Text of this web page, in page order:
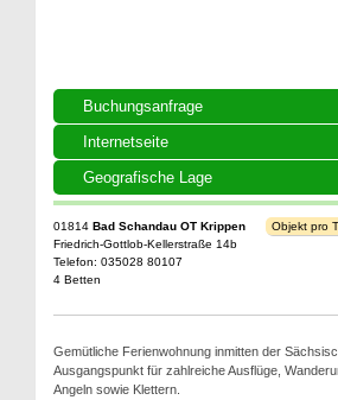
Buchungsanfrage
Internetseite
Geografische Lage
01814 Bad Schandau OT Krippen
Friedrich-Gottlob-Kellerstraße 14b
Telefon: 035028 80107
4 Betten
Objekt pro
Gemütliche Ferienwohnung inmitten der
Ausgangspunkt für zahlreiche Ausflüge,
Angeln sowie Klettern.